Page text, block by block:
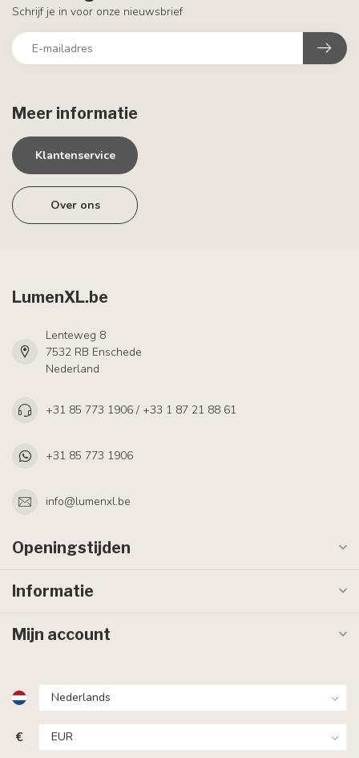
Meer informatie
Klantenservice
Over ons
Schrijf je in voor onze nieuwsbrief
LumenXL.be
Lenteweg 8
7532 RB Enschede
Nederland
+31 85 773 1906 / +33 1 87 21 88 61
+31 85 773 1906
info@lumenxl.be
Openingstijden
Informatie
Mijn account
€